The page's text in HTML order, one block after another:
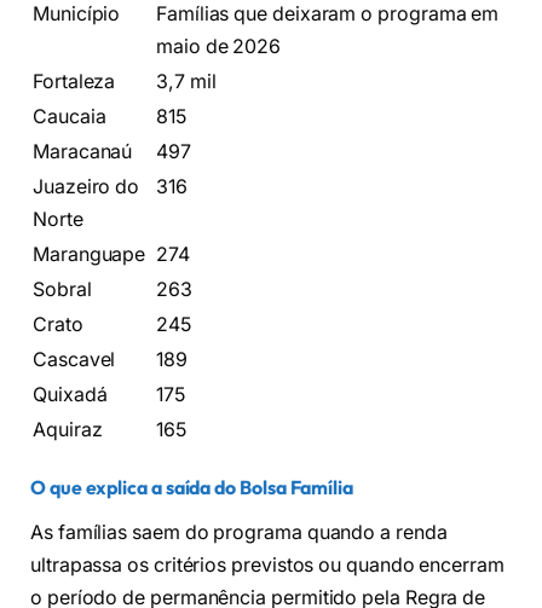
Município
Famílias que deixaram o programa em
maio de 2026
Fortaleza
3,7 mil
Caucaia
815
Maracanaú
497
Juazeiro do
Norte
316
Maranguape 274
Sobral
263
Crato
245
Cascavel
189
Quixadá
175
Aquiraz
165
O que explica a saída do Bolsa Família
As famílias saem do programa quando a renda
ultrapassa os critérios previstos ou quando encerram
o período de permanência permitido pela Regra de